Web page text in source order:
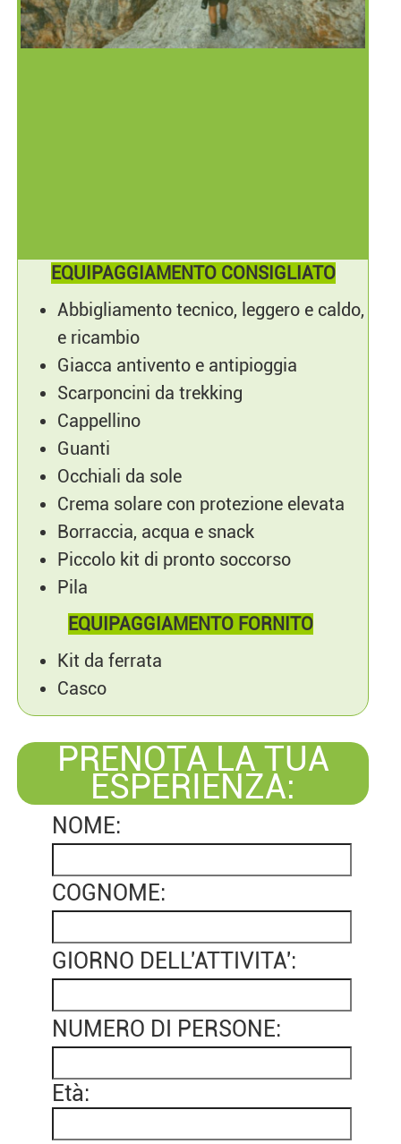
EQUIPAGGIAMENTO CONSIGLIATO
Abbigliamento tecnico, leggero e caldo,
e ricambio
Giacca antivento e antipioggia
Scarponcini da trekking
Cappellino
Guanti
Occhiali da sole
Crema solare con protezione elevata
Borraccia, acqua e snack
Piccolo kit di pronto soccorso
Pila
EQUIPAGGIAMENTO FORNITO
Kit da ferrata
Casco
PRENOTA LA TUA
ESPERIENZA:
NOME:
COGNOME:
GIORNO DELL'ATTIVITA':
NUMERO DI PERSONE:
Età: